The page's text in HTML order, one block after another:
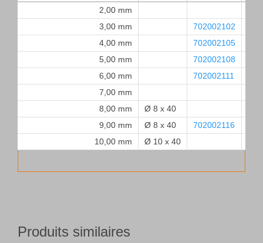
2,00 mm
3,00 mm
702002102
4,00 mm
702002105
5,00 mm
702002108
6,00 mm
702002111
7,00 mm
8,00 mm
Ø 8 x 40
9,00 mm
Ø 8 x 40
702002116
10,00 mm
Ø 10 x 40
Produits similaires